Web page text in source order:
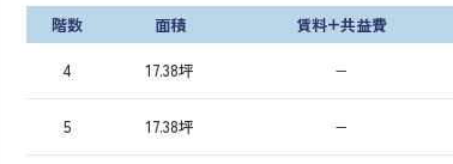
階数 面積 賃料+共益費
4
17.38坪 −
5 17.38坪 −